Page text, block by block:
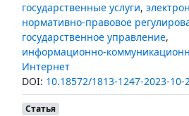
государственные услуги,
нормативно-правовое
государственное управление,
информационно-
Интернет
DOI: 10.18572/1813-1247-2023-10-
Статья